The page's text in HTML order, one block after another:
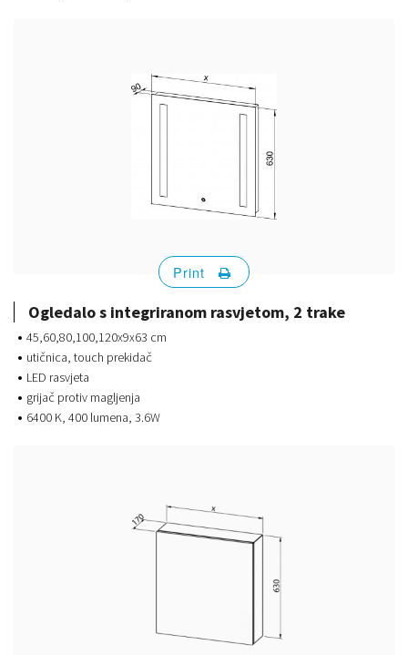
Ogledalo s integriranom rasvjetom, 2 trake
45,60,80,100,120x9x63 cm
utičnica, touch prekidač
LED rasvjeta
grijač protiv magljenja
6400 K, 400 lumena, 3.6W
Print